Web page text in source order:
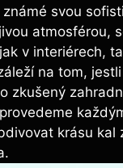
svou
atmosférou,
v⁣ interiérech,
na tom,
zkušený
krásu kal